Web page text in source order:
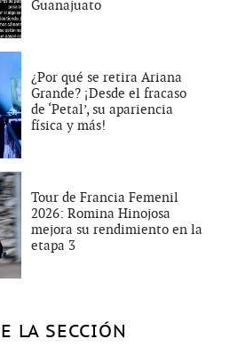
Guanajuato
¿Por qué se retira Ariana
Grande? ¡Desde el fracaso
de ‘Petal’, su apariencia
física y más!
Tour de Francia Femenil
2026: Romina Hinojosa
mejora su rendimiento en la
etapa 3
LA SECCIÓN